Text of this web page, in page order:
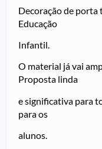
Decoração de porta
Educação
Infantil.
O material já vai
Proposta linda
e significativa para
para os
alunos.